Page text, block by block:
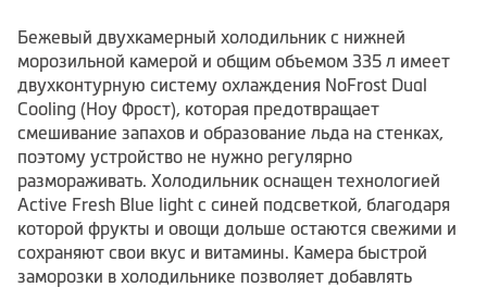
Бежевый двухкамерный холодильник с нижней
морозильной камерой и общим объемом 335 л имеет
двухконтурную систему охлаждения NoFrost Dual
Cooling (Ноу Фрост), которая предотвращает
смешивание запахов и образование льда на стенках,
поэтому устройство не нужно регулярно
размораживать. Холодильник оснащен технологией
Active Fresh Blue light с синей подсветкой, благодаря
которой фрукты и овощи дольше остаются свежими и
сохраняют свои вкус и витамины. Камера быстрой
заморозки в холодильнике позволяет добавлять